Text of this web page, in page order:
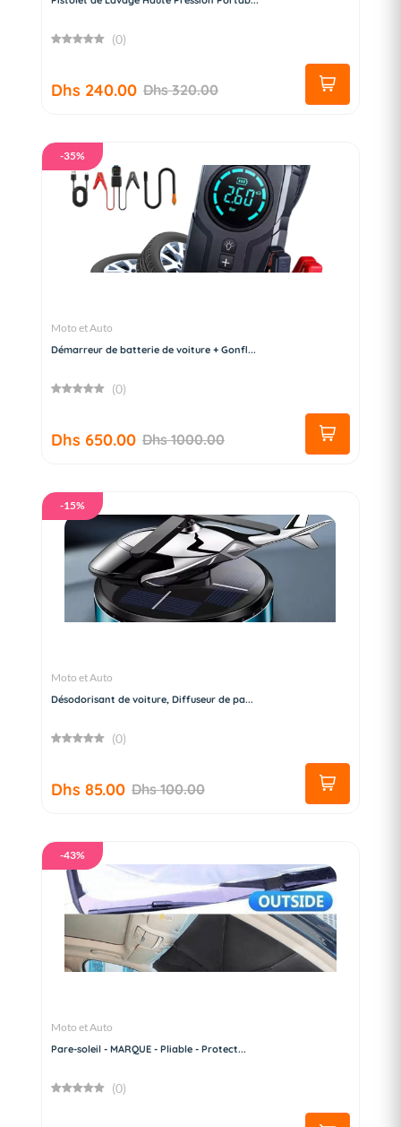
(0)
Dhs 240.00 Dhs 320.00
-35%
Moto et Auto
Démarreur de batterie de voiture + Gonfl...
(0)
Dhs 650.00 Dhs 1000.00
-15%
Moto et Auto
Désodorisant de voiture, Diffuseur de pa...
(0)
Dhs 85.00 Dhs 100.00
-43%
Moto et Auto
Pare-soleil - MARQUE - Pliable - Protect...
(0)